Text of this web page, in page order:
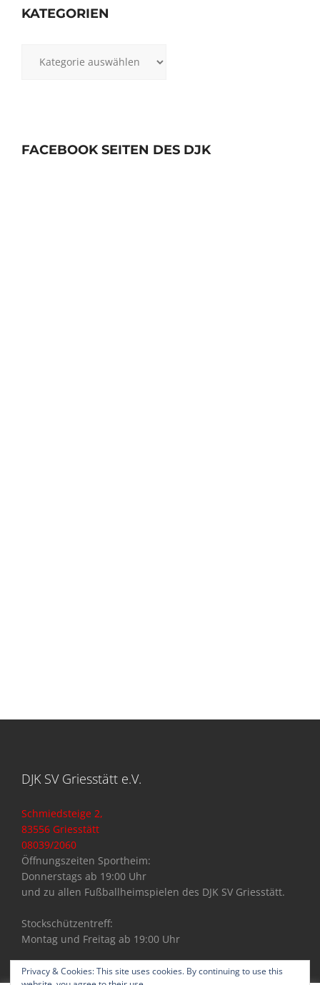
KATEGORIEN
FACEBOOK SEITEN DES DJK
DJK SV Griesstätt e.V.
Schmiedsteige 2,
83556 Griesstätt
08039/2060
Öffnungszeiten Sportheim:
Donnerstags ab 19:00 Uhr
und zu allen Fußballheimspielen des DJK SV Griesstätt.
Stockschützentreff:
Montag und Freitag ab 19:00 Uhr
Privacy & Cookies: This site uses cookies. By continuing to use this